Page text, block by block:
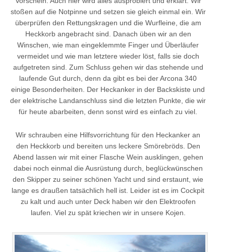
stoßen auf die Notpinne und setzen sie gleich einmal ein. Wir
überprüfen den Rettungskragen und die Wurfleine, die am
Heckkorb angebracht sind. Danach üben wir an den
Winschen, wie man eingeklemmte Finger und Überläufer
vermeidet und wie man letztere wieder löst, falls sie doch
aufgetreten sind. Zum Schluss gehen wir das stehende und
laufende Gut durch, denn da gibt es bei der Arcona 340
einige Besonderheiten. Der Heckanker in der Backskiste und
der elektrische Landanschluss sind die letzten Punkte, die wir
für heute abarbeiten, denn sonst wird es einfach zu viel.
Wir schrauben eine Hilfsvorrichtung für den Heckanker an
den Heckkorb und bereiten uns leckere Smörebröds. Den
Abend lassen wir mit einer Flasche Wein ausklingen, gehen
dabei noch einmal die Ausrüstung durch, beglückwünschen
den Skipper zu seiner schönen Yacht und sind erstaunt, wie
lange es draußen tatsächlich hell ist. Leider ist es im Cockpit
zu kalt und auch unter Deck haben wir den Elektroofen
laufen. Viel zu spät kriechen wir in unsere Kojen.